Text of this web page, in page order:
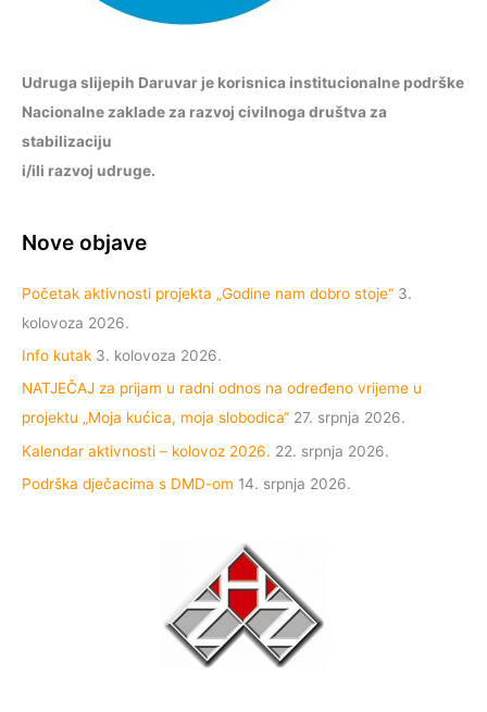
Udruga slijepih Daruvar je korisnica institucionalne podrške
Nacionalne zaklade za razvoj civilnoga društva za
stabilizaciju
i/ili razvoj udruge.
Nove objave
Početak aktivnosti projekta „Godine nam dobro stoje“ 3.
kolovoza 2026.
Info kutak 3. kolovoza 2026.
NATJEČAJ za prijam u radni odnos na određeno vrijeme u
projektu „Moja kućica, moja slobodica“ 27. srpnja 2026.
Kalendar aktivnosti – kolovoz 2026. 22. srpnja 2026.
Podrška dječacima s DMD-om 14. srpnja 2026.